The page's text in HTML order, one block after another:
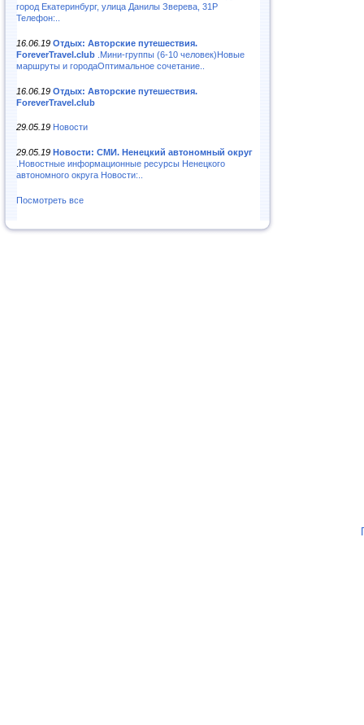
город Екатеринбург, улица Данилы Зверева, 31Р
Телефон:..
16.06.19 Отдых: Авторские путешествия.
ForeverTravel.club .Мини-группы (6-10 человек)Новые
маршруты и городаОптимальное сочетание..
16.06.19 Отдых: Авторские путешествия.
ForeverTravel.club
29.05.19 Новости
29.05.19 Новости: СМИ. Ненецкий автономный округ
.Новостные информационные ресурсы Ненецкого
автономного округа Новости:..
Посмотреть все